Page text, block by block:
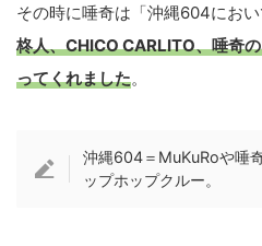
その時に唾奇は「沖縄604におい
柊人、CHICO CARLITO、唾奇
ってくれました。
沖縄604＝MuKuRoや唾
ップホップクルー。